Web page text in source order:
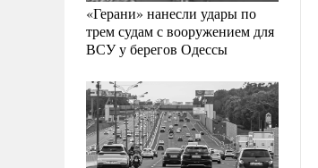
«Герани» нанесли удары по
трем судам с вооружением для
ВСУ у берегов Одессы